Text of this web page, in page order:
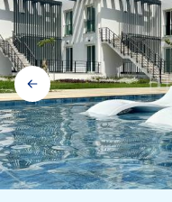
Galerij
navigatie